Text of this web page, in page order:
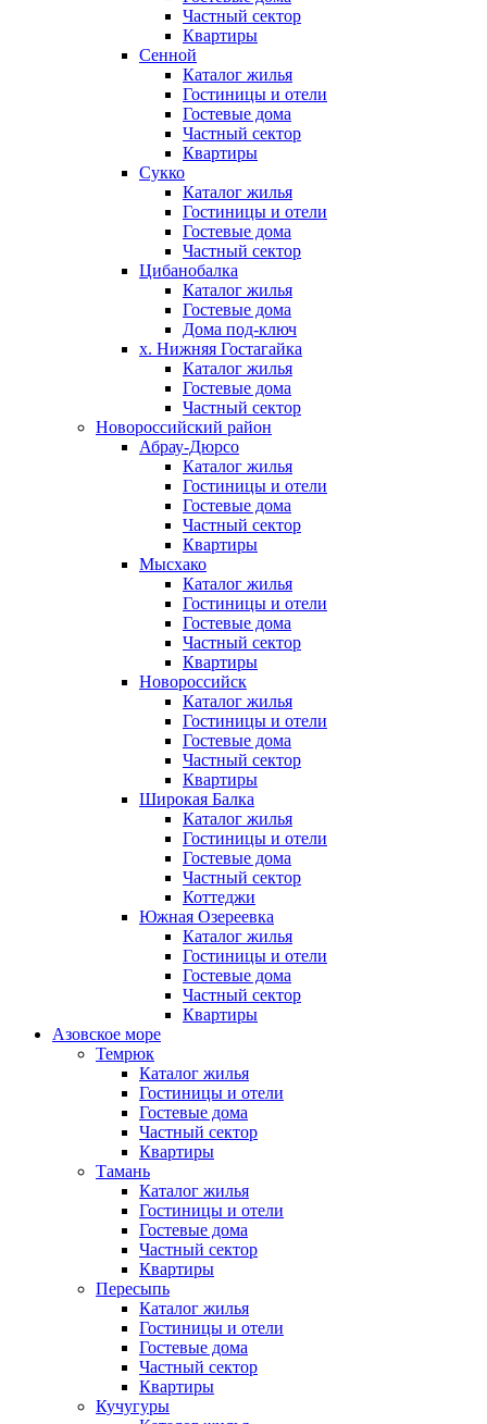
Частный сектор
Квартиры
Сенной
Каталог жилья
Гостиницы и отели
Гостевые дома
Частный сектор
Квартиры
Сукко
Каталог жилья
Гостиницы и отели
Гостевые дома
Частный сектор
Цибанобалка
Каталог жилья
Гостевые дома
Дома под-ключ
х. Нижняя Гостагайка
Каталог жилья
Гостевые дома
Частный сектор
Новороссийский район
Абрау-Дюрсо
Каталог жилья
Гостиницы и отели
Гостевые дома
Частный сектор
Квартиры
Мысхако
Каталог жилья
Гостиницы и отели
Гостевые дома
Частный сектор
Квартиры
Новороссийск
Каталог жилья
Гостиницы и отели
Гостевые дома
Частный сектор
Квартиры
Широкая Балка
Каталог жилья
Гостиницы и отели
Гостевые дома
Частный сектор
Коттеджи
Южная Озереевка
Каталог жилья
Гостиницы и отели
Гостевые дома
Частный сектор
Квартиры
Азовское море
Темрюк
Каталог жилья
Гостиницы и отели
Гостевые дома
Частный сектор
Квартиры
Тамань
Каталог жилья
Гостиницы и отели
Гостевые дома
Частный сектор
Квартиры
Пересыпь
Каталог жилья
Гостиницы и отели
Гостевые дома
Частный сектор
Квартиры
Кучугуры